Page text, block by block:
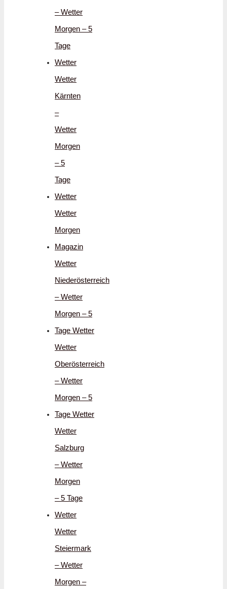
– Wetter
Morgen – 5
Tage
Wetter
Wetter
Kärnten
–
Wetter
Morgen
– 5
Tage
Wetter
Wetter
Morgen
Magazin
Wetter
Niederösterreich
– Wetter
Morgen – 5
Tage Wetter
Wetter
Oberösterreich
– Wetter
Morgen – 5
Tage Wetter
Wetter
Salzburg
– Wetter
Morgen
– 5 Tage
Wetter
Wetter
Steiermark
– Wetter
Morgen –